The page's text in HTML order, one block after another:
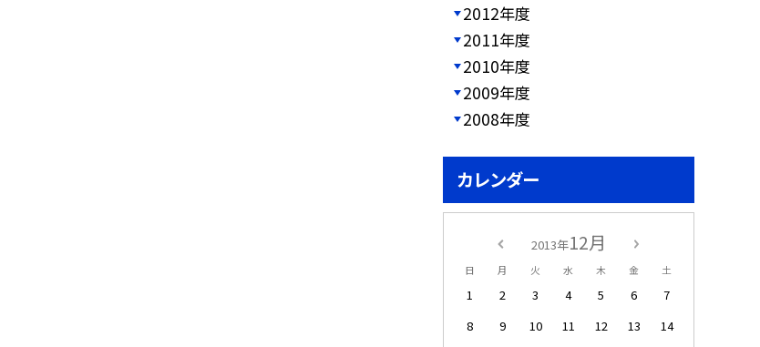
2012年度
2011年度
2010年度
2009年度
2008年度
カレンダー
2013年12月
日 月 火 水 木 金 土
1 2 3 4 5 6
7
8
9 10 11 12 13
14